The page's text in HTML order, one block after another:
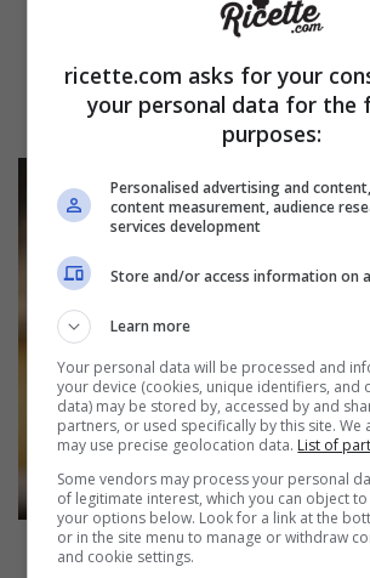
ma, molto più fresca e leggera. Il
I migliori vini austriaci
L’Austria ha una lunga e
ricette.com asks for your
your personal data for the
purposes:
Personalised advertising and
content measurement, audience
services development
Store and/or access information on
Learn more
Your personal data will be processed and
your device (cookies, unique identifiers, and
data) may be stored by, accessed by and
partners, or used specifically by this site.
may use precise geolocation data. List of
Some vendors may process your personal
of legitimate interest, which you can object
your options below. Look for a link at the
or in the site menu to manage or withdraw
and cookie settings.